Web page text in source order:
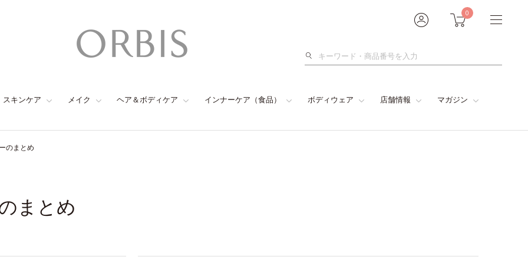
0
検
スキンケア メイク ヘア＆ボディケア インナーケア（食品） ボディウェア 店舗情報 マガジン
のまとめ
まとめ